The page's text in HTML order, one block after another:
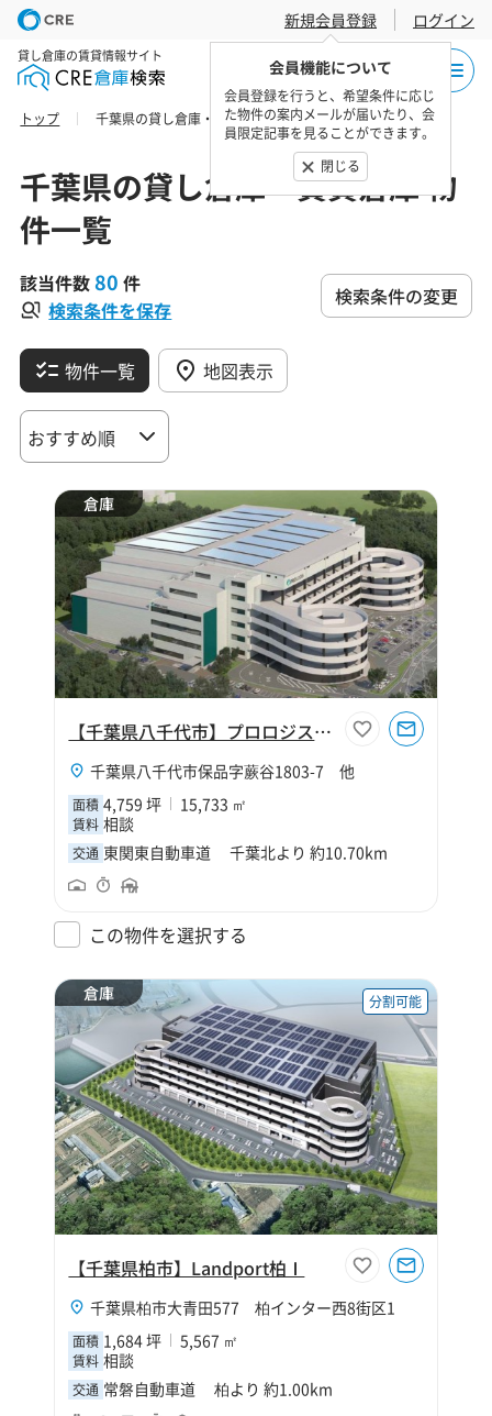
新規会員登録
会員機能について
会員登録を行うと、希望条件に応じ
た物件の案内メールが届いたり、会
員限定記事を見ることができます。
閉じる
ログイン
貸し倉庫の賃貸情報サイト
トップ 千葉県の貸し倉庫・賃貸倉庫 物件一覧
千葉県の貸し倉庫・賃貸倉庫 物
件一覧
該当件数80 件
検索条件を保存
検索条件の変更
物件一覧 地図表示
倉庫
【千葉県八千代市】プロロジスパーク八千代2
千葉県八千代市保品字蕨谷1803-7 他
面積 4,759 坪 15,733 ㎡
賃料 相談
交通 東関東自動車道 千葉北より 約10.70km
この物件を選択する
倉庫 分割可能
【千葉県柏市】Landport柏Ⅰ
千葉県柏市大青田577 柏インター西8街区1
面積 1,684 坪 5,567 ㎡
賃料 相談
交通 常磐自動車道 柏より 約1.00km